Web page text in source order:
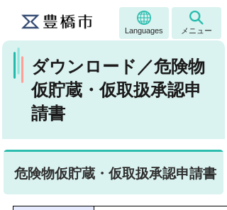
Languages メニュー
ダウンロード／危険物
仮貯蔵・仮取扱承認申
請書
危険物仮貯蔵・仮取扱承認申請書